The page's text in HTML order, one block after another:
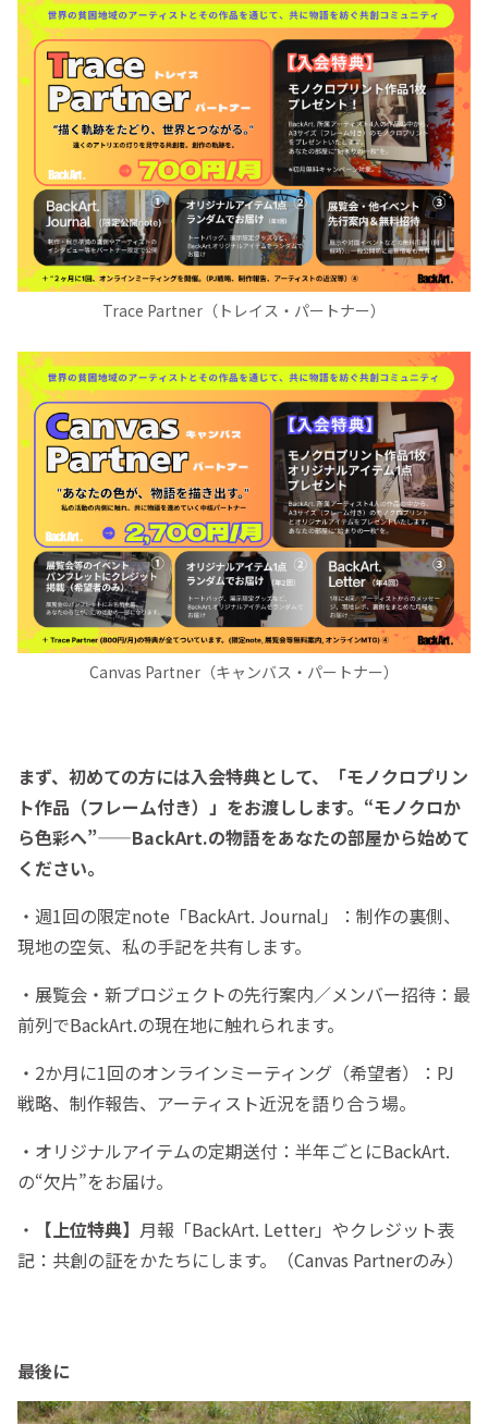
Trace Partner（トレイス・パートナー）
Canvas Partner（キャンバス・パートナー）
まず、初めての方には入会特典として、「モノクロプリン
ト作品（フレーム付き）」をお渡しします。“モノクロか
ら色彩へ”——BackArt.の物語をあなたの部屋から始めて
ください。
・週1回の限定note「BackArt. Journal」：制作の裏側、
現地の空気、私の手記を共有します。
・展覧会・新プロジェクトの先行案内／メンバー招待：最
前列でBackArt.の現在地に触れられます。
・2か月に1回のオンラインミーティング（希望者）：PJ
戦略、制作報告、アーティスト近況を語り合う場。
・オリジナルアイテムの定期送付：半年ごとにBackArt.
の“欠片”をお届け。
・
【上位特典】 月報「BackArt. Letter」やクレジット表
記：共創の証をかたちにします。（Canvas Partnerのみ）
最後に